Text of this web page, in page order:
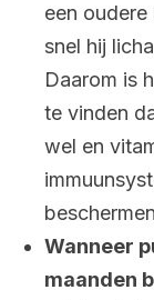
een
snel hij
Daarom is
te vinden
wel en
Wanneer
maanden